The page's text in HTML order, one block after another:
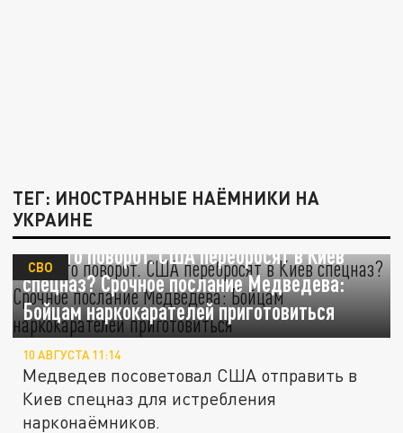
ТЕГ: ИНОСТРАННЫЕ НАЁМНИКИ НА
УКРАИНЕ
Вот это поворот. США перебросят в Киев
спецназ? Срочное послание Медведева:
Бойцам наркокарателей приготовиться
СВО
10 АВГУСТА 11:14
Медведев посоветовал США отправить в
Киев спецназ для истребления
нарконаёмников.